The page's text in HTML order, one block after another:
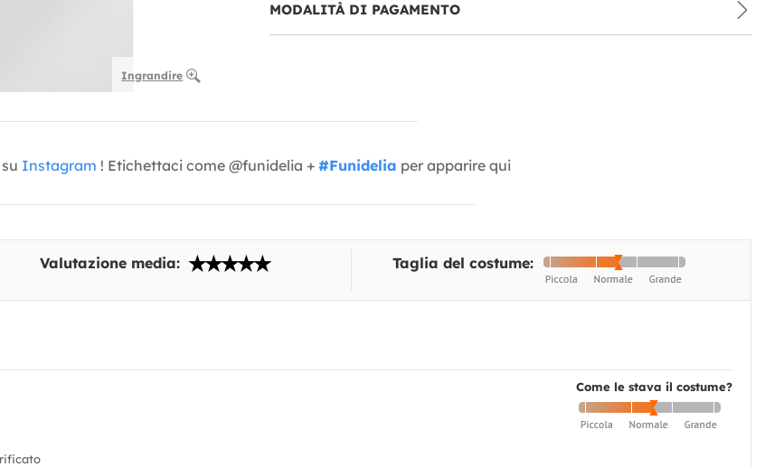
Ingrandire
MODALITÀ DI PAGAMENTO
Instagram ! Etichettaci come @funidelia + #Funidelia per apparire qui
Valutazione media: Taglia del costume:
Come le stava il costume?